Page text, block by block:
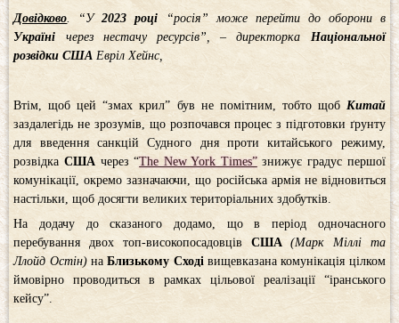
Довідково . “У2023 році “росія” може перейти до оборони в
Україні через нестачу ресурсів”, – директорка Національної
розвідки США Евріл Хейнс,
Втім, щоб цей “змах крил” був не помітним, тобто щоб Китай
заздалегідь не зрозумів, що розпочався процес з підготовки ґрунту
для введення санкцій Судного дня проти китайського режиму,
розвідкаСША через “The New York Times”знижує градус першої
комунікації, окремо зазначаючи, що російська армія не відновиться
настільки, щоб досягти великих територіальних здобутків.
На додачу до сказаного додамо, що в період одночасного
перебування двох топ-високопосадовців США
(Марк Міллі та
Ллойд Остін)наБлизькому Сході вищевказана комунікація цілком
ймовірно проводиться в рамках цільової реалізації “іранського
кейсу”.